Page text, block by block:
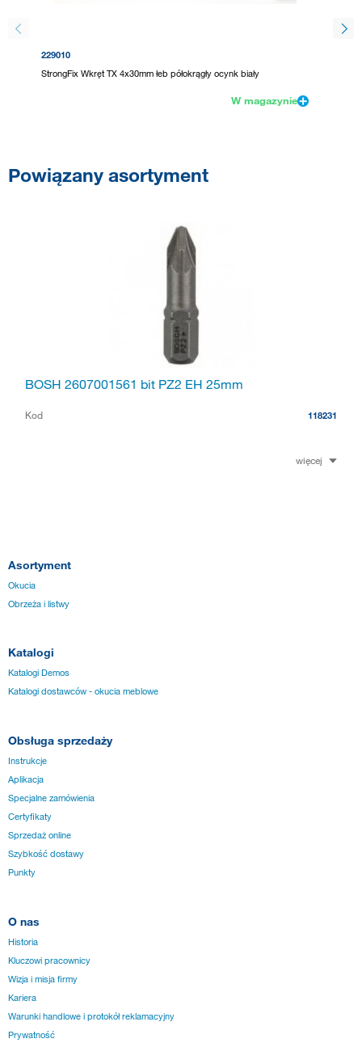
229010
StrongFix Wkręt TX 4x30mm łeb półokrągły ocynk biały
W magazynie
Powiązany asortyment
BOSH 2607001561 bit PZ2 EH 25mm
Kod 118231
więcej
Asortyment
Okucia
Obrzeża i listwy
Katalogi
Katalogi Demos
Katalogi dostawców - okucia meblowe
Obsługa sprzedaży
Instrukcje
Aplikacja
Specjalne zamówienia
Certyfikaty
Sprzedaż online
Szybkość dostawy
Punkty
O nas
Historia
Kluczowi pracownicy
Wizja i misja firmy
Kariera
Warunki handlowe i protokół reklamacyjny
Prywatność